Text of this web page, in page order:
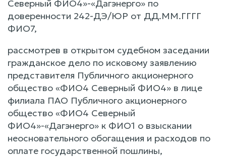
Северный ФИО4»-«Дагэнерго» по
доверенности 242-ДЭ/ЮР от ДД.ММ.ГГГГ
ФИО7,
рассмотрев в открытом судебном заседании
гражданское дело по исковому заявлению
представителя Публичного акционерного
общество «ФИО4 Северный ФИО4» в лице
филиала ПАО Публичного акционерного
общество «ФИО4 Северный
ФИО4»-«Дагэнерго» к ФИО1 о взыскании
неосновательного обогащения и расходов по
оплате государственной пошлины,